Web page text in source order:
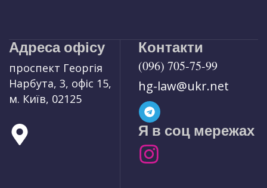
Адреса офісу
проспект Георгія
Нарбута, 3, офіс 15,
м. Київ, 02125
Контакти
(096) 705-75-99
hg-law@ukr.net
Я в соц мережах